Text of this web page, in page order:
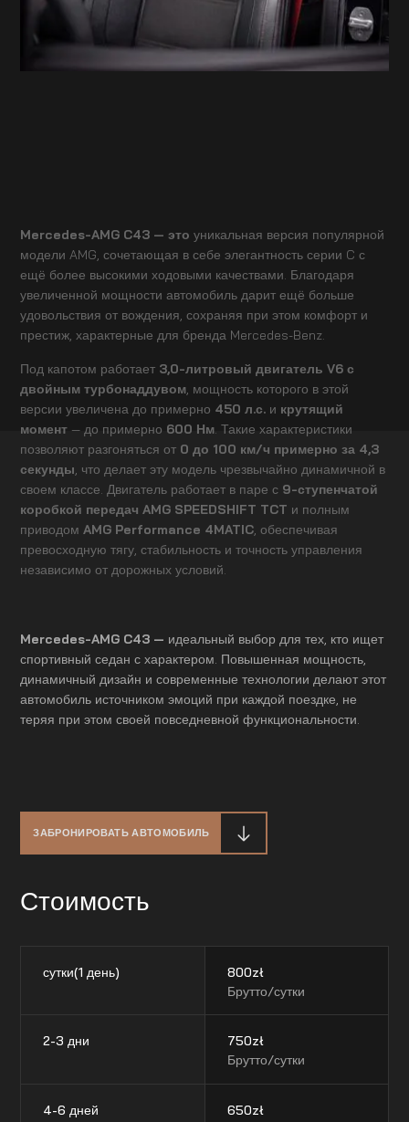
Mercedes-AMG C43 — этоуникальная версия популярной
модели AMG, сочетающая в себе элегантность серии C с
ещё более высокими ходовыми качествами. Благодаря
увеличенной мощности автомобиль дарит ещё больше
удовольствия от вождения, сохраняя при этом комфорт и
престиж, характерные для бренда Mercedes-Benz.
Под капотом работает 3,0-литровый двигатель V6 с
двойным турбонаддувом , мощность которого в этой
версии увеличена до примерно 450 л.с. и крутящий
момент — до примерно 600 Нм . Такие характеристики
позволяют разгоняться от 0 до 100 км/ч примерно за 4,3
секунды , что делает эту модель чрезвычайно динамичной в
своем классе. Двигатель работает в паре с 9-ступенчатой
коробкой передач AMG SPEEDSHIFT TCT и полным
приводомAMG Performance 4MATIC , обеспечивая
превосходную тягу, стабильность и точность управления
независимо от дорожных условий.
Mercedes-AMG C43 — идеальный выбор для тех, кто ищет
спортивный седан с характером. Повышенная мощность,
динамичный дизайн и современные технологии делают этот
автомобиль источником эмоций при каждой поездке, не
теряя при этом своей повседневной функциональности.
ЗАБРОНИРОВАТЬ АВТОМОБИЛЬ
Стоимость
сутки(1 день) 800zł
Брутто/сутки
2-3 дни 750zł
Брутто/сутки
4-6 дней 650zł